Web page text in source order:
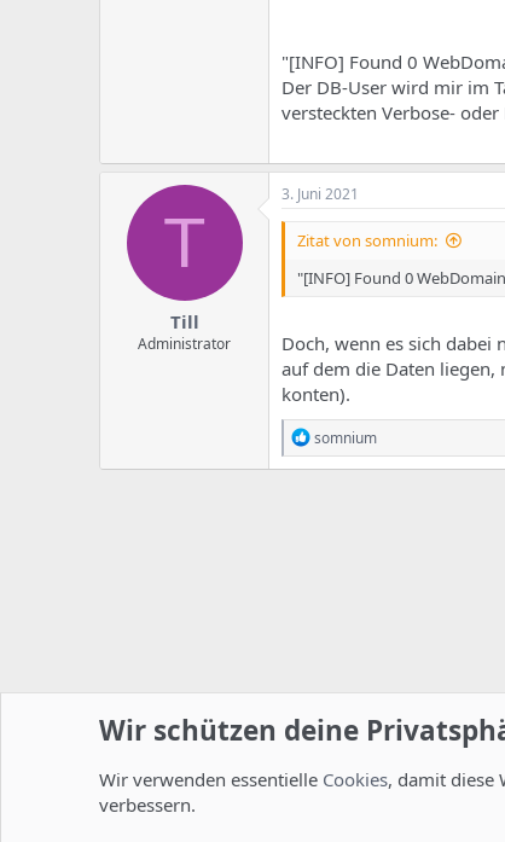
"[INFO] Found 0
Der DB-User wird mir im
versteckten Verbose-
T
Till
Administrator
3. Juni 2021
Zitat von somnium:
"[INFO] Found 0
Doch, wenn es sich dabei
auf dem die Daten
konten).
R
e
a
somnium
Startseite Foren ISPConfig Installation und
Wir schützen deine
Wir verwenden essentielle Cookies, damit diese
verbessern.